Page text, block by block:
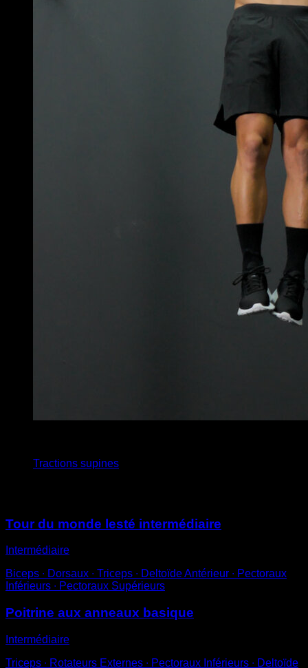
Tractions supines
Tour du monde lesté intermédiaire
Intermédiaire
Biceps ∙ Dorsaux ∙ Triceps ∙ Deltoïde Antérieur ∙ Pectoraux
Inférieurs ∙ Pectoraux Supérieurs
Poitrine aux anneaux basique
Intermédiaire
Triceps ∙ Rotateurs Externes ∙ Pectoraux Inférieurs ∙ Deltoïde